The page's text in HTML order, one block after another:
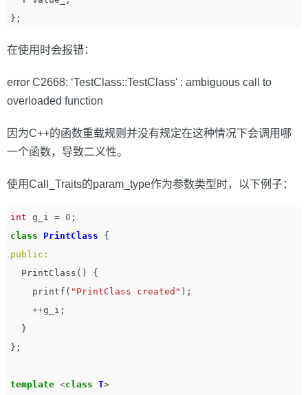
};
在使用时会报错：
error C2668: ‘TestClass::TestClass' : ambiguous call to
overloaded function
因为C++的函数重载规则并没有规定在这种情况下会调用哪
一个函数，导致二义性。
使用Call_Traits的param_type作为参数类型时，以下例子：
int g_i = 0 ;
class
PrintClass
{
public:
PrintClass ()
{
printf ( "PrintClass created" );
++g_i ;
}
};
template <class T>